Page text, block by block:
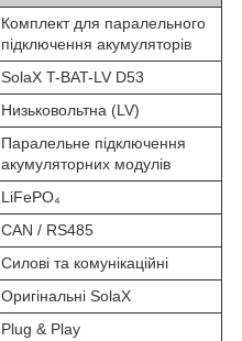
Комплект для паралельного
підключення акумуляторів
SolaX T-BAT-LV D53
Низьковольтна (LV)
Паралельне підключення
акумуляторних модулів
LiFePO₄
CAN / RS485
Силові та комунікаційні
Оригінальні SolaX
Plug & Play